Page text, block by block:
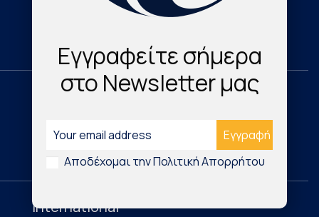
Contact
Domestic
Research & Publications
Cardio Map Greece
International
Εγγραφείτε σήμερα
στο Newsletter μας
Αποδέχομαι την Πολιτική Απορρήτου